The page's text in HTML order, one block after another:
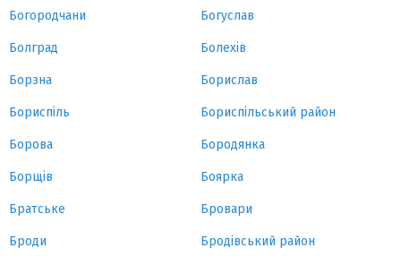
Богородчани Богуслав
Болград Болехів
Борзна Борислав
Бориспіль Бориспільський район
Борова Бородянка
Борщів Боярка
Братське Бровари
Броди Бродівський район